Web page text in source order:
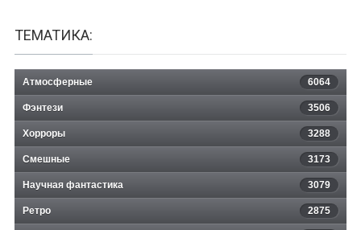
ТЕМАТИКА:
Атмосферные 6064
Фэнтези 3506
Хорроры 3288
Смешные 3173
Научная фантастика 3079
Ретро 2875